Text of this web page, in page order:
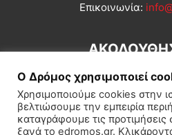
Επικοινωνία:
Ο Δρόμος χρησιμοποιεί
Χρησιμοποιούμε cookies στην
βελτιώσουμε την εμπειρία
καταγράφουμε τις
ξανά το edromos.gr.